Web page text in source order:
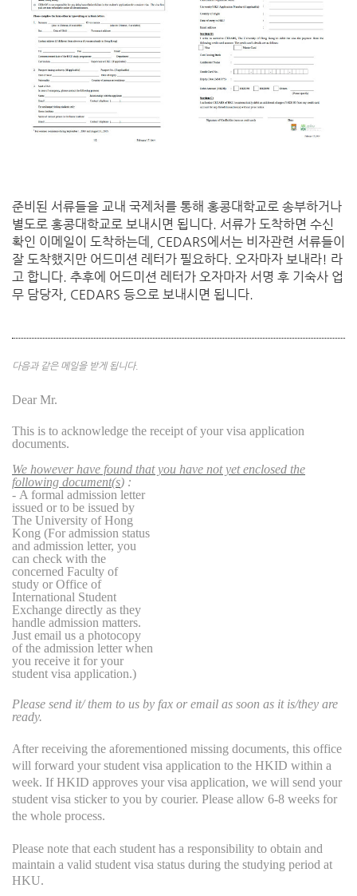
준비된 서류들을 교내 국제처를 통해 홍콩대학교로 송부하거나
별도로 홍콩대학교로 보내시면 됩니다. 서류가 도착하면 수신
확인 이메일이 도착하는데, CEDARS에서는 비자관련 서류들이
잘 도착했지만 어드미션 레터가 필요하다. 오자마자 보내라! 라
고 합니다. 추후에 어드미션 레터가 오자마자 서명 후 기숙사 업
무 담당자, CEDARS 등으로 보내시면 됩니다.
다음과 같은 메일을 받게 됩니다.
Dear Mr.
This is to acknowledge the receipt of your visa application
documents.
We however have found that you have not yet enclosed the
following document(s) :
- A formal admission letter
issued or to be issued by
The University of Hong
Kong (For admission status
and admission letter, you
can check with the
concerned Faculty of
study or Office of
International Student
Exchange directly as they
handle admission matters.
Just email us a photocopy
of the admission letter when
you receive it for your
student visa application.)
Please send it/ them to us by fax or email as soon as it is/they are
ready.
After receiving the aforementioned missing documents, this office
will forward your student visa application to the HKID within a
week. If HKID approves your visa application, we will send your
student visa sticker to you by courier. Please allow 6-8 weeks for
the whole process.
Please note that each student has a responsibility to obtain and
maintain a valid student visa status during the studying period at
HKU.